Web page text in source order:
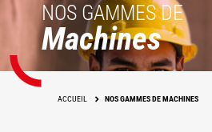
NOS GAMMES DE
Machines
ACCUEIL NOS GAMMES DE MACHINES